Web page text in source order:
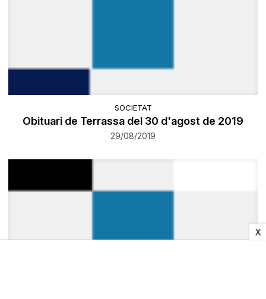
X
SOCIETAT
Obituari de Terrassa del 30 d'agost de 2019
29/08/2019